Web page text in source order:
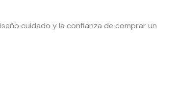
cuidado y la confianza de comprar un